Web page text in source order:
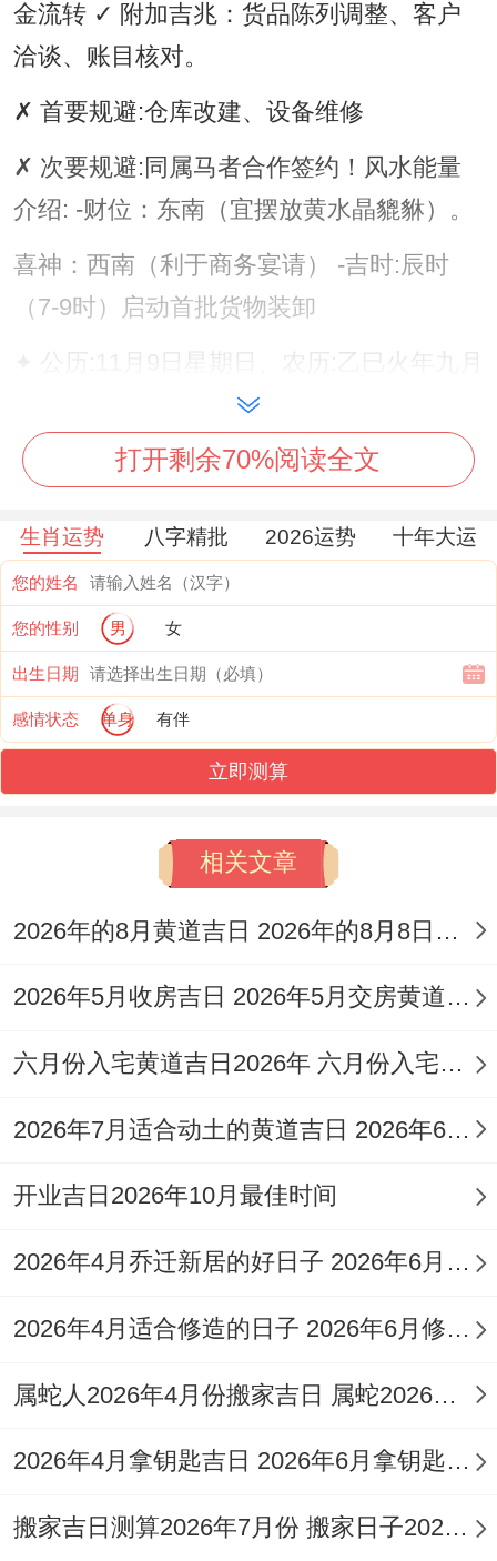
金流转 ✓ 附加吉兆：货品陈列调整、客户
洽谈、账目核对。
✗ 首要规避:仓库改建、设备维修
✗ 次要规避:同属马者合作签约！风水能量
介绍: -财位：东南（宜摆放黄水晶貔貅）。
喜神：西南（利于商务宴请） -吉时:辰时
（7-9时）启动首批货物装卸
✦ 公历:11月9日星期日、农历:乙巳火年九月
要我说啊，天干地支:丁亥土月壬午木日
店铺扩张、求财祈福
【忌】诉讼仲裁、动土安门、殡葬事宜，
【冲】马日冲（丙子）鼠 | 岁破方位:北-
【九星吉凶】六白青龙星（金）值日。
✓ 强效匹配:进口商品采购、线上直播带货
✓ 附加吉兆：会员体系升级、VIP客户回馈.
✗ 首要规避：签订长期租赁合约。✗ 次要规
避:向北方供应商催款 -财位:正西（宜放置铜
算盘摆件）
喜神：正南（利于促销活动）；
吉时:午时（11-13时）进行首单交易；✦ 公
八日
天干地支:丁亥土月庚寅木日 - 【宜】尾货清
申报.
【忌】开业典礼、乔迁庆典、动土奠基。
效匹配：处理滞销库存、优化供应链，✓ 附
加吉兆:财务为你升级、价签更换.
打开剩余70%阅读全文
生肖运势 八字精批 2026运势 十年大运
您的姓名
您的性别 男 女
出生日期
感情状态 单身 有伴
立即测算
相关文章
2026年的8月黄道吉日 2026年的8月8日是星期几
2026年5月收房吉日 2026年5月交房黄道吉日
六月份入宅黄道吉日2026年 六月份入宅黄道吉日查询
2026年7月适合动土的黄道吉日 2026年6月动土的黄道吉日
开业吉日2026年10月最佳时间
2026年4月乔迁新居的好日子 2026年6月乔迁入宅最好的日子
2026年4月适合修造的日子 2026年6月修造吉日
属蛇人2026年4月份搬家吉日 属蛇2026年4月最佳乔迁日期
2026年4月拿钥匙吉日 2026年6月拿钥匙的日子
搬家吉日测算2026年7月份 搬家日子2026年6月黄道吉日